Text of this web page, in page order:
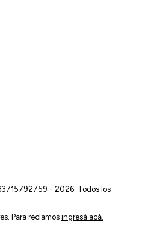
- 2026. Todos los
Para reclamos ingresá acá.